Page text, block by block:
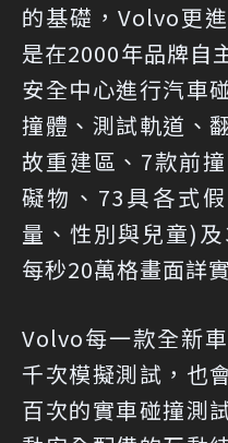
的基礎，Volvo更
是在2000年品牌自
安全中心進行汽車
撞體、測試軌道、
故重建區、7款前
礙物、73具各式
量、性別與兒童)
每秒20萬格畫面詳
Volvo每一款全新
千次模擬測試，也
百次的實車碰撞測